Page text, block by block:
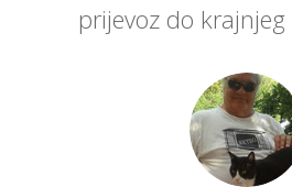
prijevoz do